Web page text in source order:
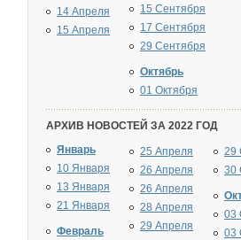
14 Апреля
15 Апреля
15 Сентября
17 Сентября
29 Сентября
Октябрь
01 Октября
АРХИВ НОВОСТЕЙ ЗА 2022 ГОД
Январь
10 Января
13 Января
21 Января
Февраль
25 Апреля
26 Апреля
26 Апреля
28 Апреля
29 Апреля
29
30
03
03